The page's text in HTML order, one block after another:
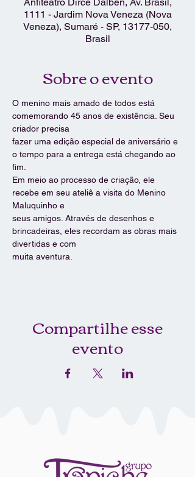
1111 - Jardim Nova Veneza (Nova
Veneza), Sumaré - SP, 13177-050,
Brasil
Sobre o evento
O menino mais amado de todos está
comemorando 45 anos de existência. Seu
criador precisa
fazer uma edição especial de aniversário e
o tempo para a entrega está chegando ao
fim.
Em meio ao processo de criação, ele
recebe em seu ateliê a visita do Menino
Maluquinho e
seus amigos. Através de desenhos e
brincadeiras, eles recordam as obras mais
divertidas e com
muita aventura.
Compartilhe esse
evento